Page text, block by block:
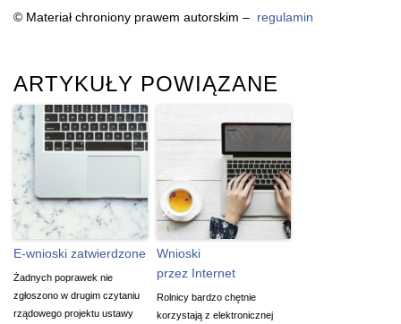
© Materiał chroniony prawem autorskim – regulamin
ARTYKUŁY POWIĄZANE
E-wnioski zatwierdzone
Żadnych poprawek nie
zgłoszono w drugim czytaniu
rządowego projektu ustawy
Wnioski
przez Internet
Rolnicy bardzo chętnie
korzystają z elektronicznej